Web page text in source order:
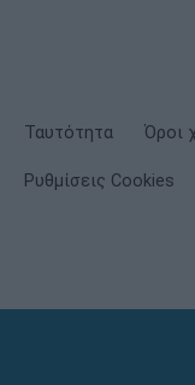
Ταυτότητα Όροι
Ρυθμίσεις Cookies